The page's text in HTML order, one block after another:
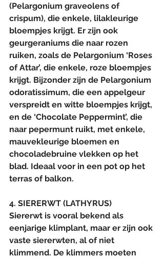
(Pelargonium graveolens of
crispum), die enkele, lilakleurige
bloempjes krijgt. Er zijn ook
geurgeraniums die naar rozen
ruiken, zoals de Pelargonium ‘Roses
of Attar’, die enkele, roze bloempjes
krijgt. Bijzonder zijn de Pelargonium
odoratissimum, die een appelgeur
verspreidt en witte bloempjes krijgt,
en de ‘Chocolate Peppermint’, die
naar pepermunt ruikt, met enkele,
mauvekleurige bloemen en
chocoladebruine vlekken op het
blad. Ideaal voor in een pot op het
terras of balkon.
4. SIERERWT (LATHYRUS)
Siererwt is vooral bekend als
eenjarige klimplant, maar er zijn ook
vaste siererwten, al of niet
klimmend. De klimmers moeten